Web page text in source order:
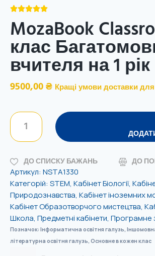

MozaBook
клас
вчителя на 1 рік
9500,00₴ Кращі умови доставки
ДО СПИСКУ БАЖАНЬ ДО
Артикул: NSTA1330
Категорій: STEM, Кабінет Біології,
Природознавства, Кабінет іноземних
Кабінет Образотворчого мистецтва,
Школа, Предметні кабінети, Програмне
Позначок: Інформатична освітня галузь,
літературна освітня галузь, Основне в кожен клас